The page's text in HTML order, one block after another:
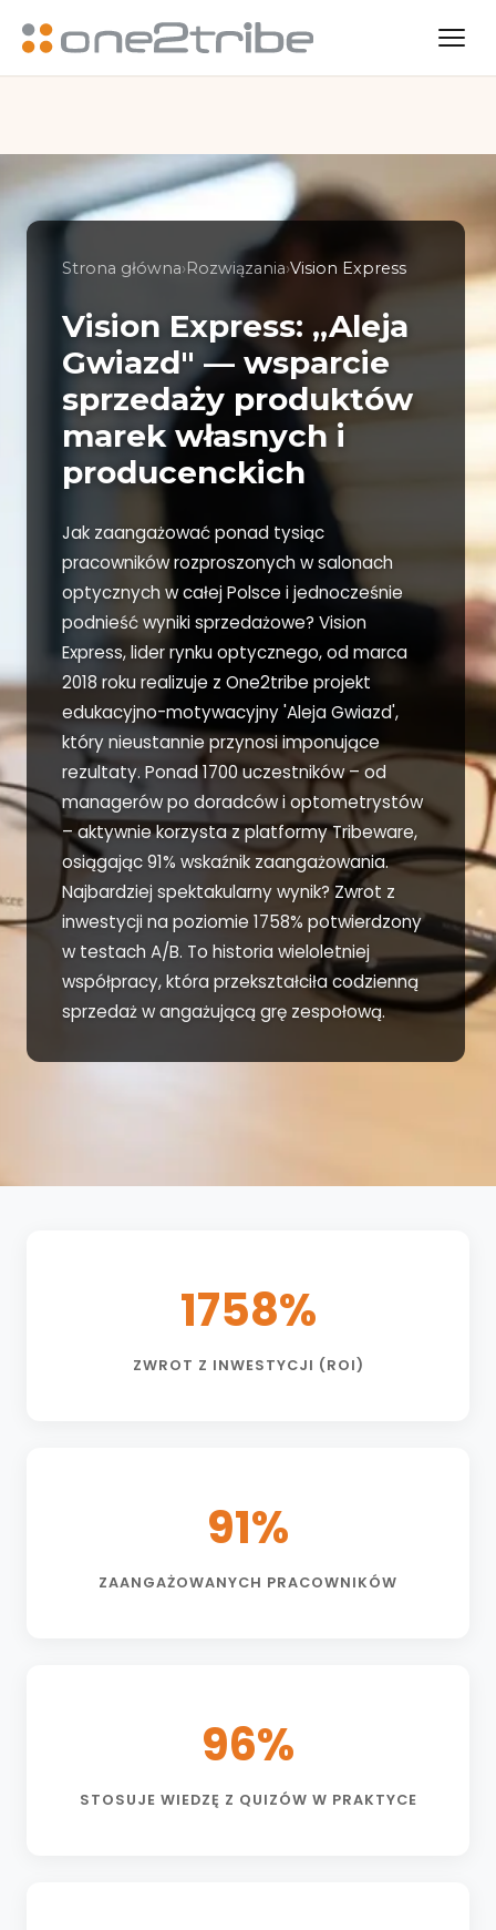
Strona główna›Rozwiązania›Vision Express
Vision Express: „Aleja
Gwiazd" — wsparcie
sprzedaży produktów
marek własnych i
producenckich
Jak zaangażować ponad tysiąc
pracowników rozproszonych w salonach
optycznych w całej Polsce i jednocześnie
podnieść wyniki sprzedażowe? Vision
Express, lider rynku optycznego, od marca
2018 roku realizuje z One2tribe projekt
edukacyjno-motywacyjny 'Aleja Gwiazd',
który nieustannie przynosi imponujące
rezultaty. Ponad 1700 uczestników – od
managerów po doradców i optometrystów
– aktywnie korzysta z platformy Tribeware,
osiągając 91% wskaźnik zaangażowania.
Najbardziej spektakularny wynik? Zwrot z
inwestycji na poziomie 1758% potwierdzony
w testach A/B. To historia wieloletniej
współpracy, która przekształciła codzienną
sprzedaż w angażującą grę zespołową.
1758%
ZWROT Z INWESTYCJI (ROI)
91%
ZAANGAŻOWANYCH PRACOWNIKÓW
96%
STOSUJE WIEDZĘ Z QUIZÓW W PRAKTYCE